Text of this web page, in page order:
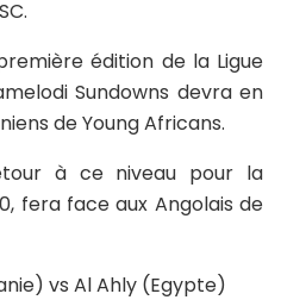
édition de la Ligue
Sundowns devra en
de Young Africans.
à ce niveau pour la
fera face aux Angolais de
vs Al Ahly (Egypte)